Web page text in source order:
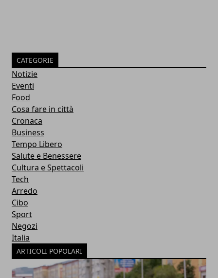
CATEGORIE
Notizie
Eventi
Food
Cosa fare in città
Cronaca
Business
Tempo Libero
Salute e Benessere
Cultura e Spettacoli
Tech
Arredo
Cibo
Sport
Negozi
Italia
ARTICOLI POPOLARI